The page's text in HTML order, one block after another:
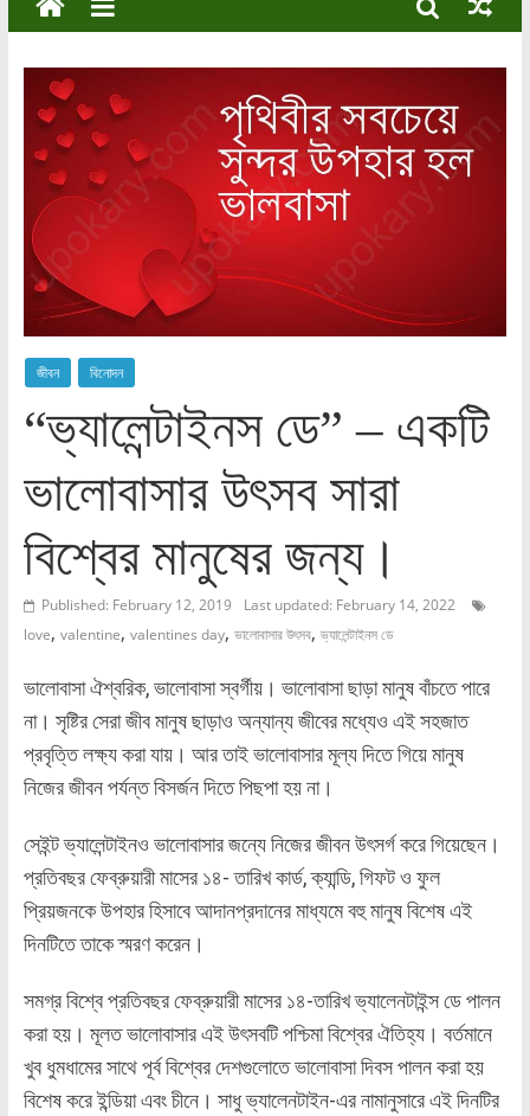
জীবন বিনোদন
“ভ্যালেন্টাইনস ডে” – একটি
ভালোবাসার উৎসব সারা
বিশ্বের মানুষের জন্য।
Published: February 12, 2019
Last updated: February 14, 2022
love, valentine, valentines day, ভালোবাসার উৎসব, ভ্যালেন্টাইনস ডে
ভালোবাসা ঐশ্বরিক, ভালোবাসা স্বর্গীয়। ভালোবাসা ছাড়া মানুষ বাঁচতে পারে
না। সৃষ্টির সেরা জীব মানুষ ছাড়াও অন্যান্য জীবের মধ্যেও এই সহজাত
প্রবৃত্তি লক্ষ্য করা যায়। আর তাই ভালোবাসার মূল্য দিতে গিয়ে মানুষ
নিজের জীবন পর্যন্ত বিসর্জন দিতে পিছপা হয় না।
সেইন্ট ভ্যালেন্টাইনও ভালোবাসার জন্যে নিজের জীবন উৎসর্গ করে গিয়েছেন।
প্রতিবছর ফেব্রুয়ারী মাসের ১৪- তারিখ কার্ড, ক্যান্ডি, গিফট ও ফুল
প্রিয়জনকে উপহার হিসাবে আদানপ্রদানের মাধ্যমে বহু মানুষ বিশেষ এই
দিনটিতে তাকে স্মরণ করেন।
সমগ্র বিশ্বে প্রতিবছর ফেব্রুয়ারী মাসের ১৪-তারিখ ভ্যালেনটাইন্স ডে পালন
করা হয়। মূলত ভালোবাসার এই উৎসবটি পশ্চিমা বিশ্বের ঐতিহ্য। বর্তমানে
খুব ধুমধামের সাথে পূর্ব বিশ্বের দেশগুলোতে ভালোবাসা দিবস পালন করা হয়
বিশেষ করে ইন্ডিয়া এবং চীনে। সাধু ভ্যালেনটাইন-এর নামানুসারে এই দিনটির